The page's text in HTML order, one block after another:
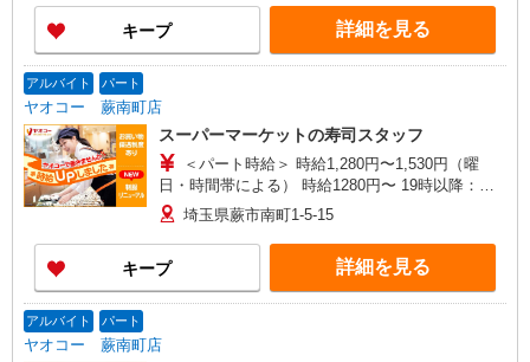
ださい
キープ 詳細を見る
アルバイト パート
ヤオコー 蕨南町店
スーパーマーケットの寿司スタッフ
＜パート時給＞ 時給1,280円〜1,530円（曜
日・時間帯による） 時給1280円〜 19時以降：時
給1430円〜 ★土曜＋100円 ★日・祝＋100円 ※ア
ルバイトさんの時給や募集内容はお問い合わせく
ださい
埼玉県蕨市南町1-5-15
キープ 詳細を見る
アルバイト パート
ヤオコー 蕨南町店